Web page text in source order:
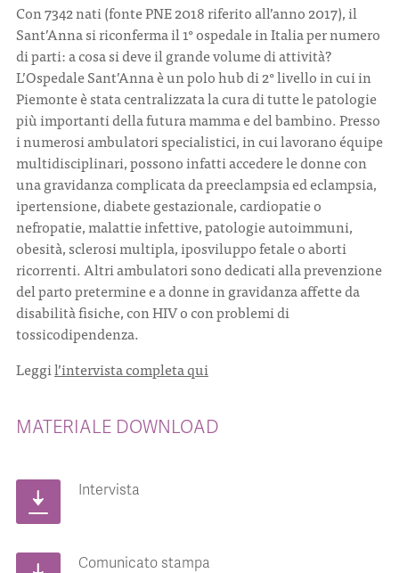
ITA
Con 7342 nati (fonte PNE 2018 riferito all’anno 2017), il
Sant’Anna si riconferma il 1° ospedale in Italia per numero
di parti: a cosa si deve il grande volume di attività?
L’Ospedale Sant’Anna è un polo hub di 2° livello in cui in
Piemonte è stata centralizzata la cura di tutte le patologie
più importanti della futura mamma e del bambino. Presso
i numerosi ambulatori specialistici, in cui lavorano équipe
multidisciplinari, possono infatti accedere le donne con
una gravidanza complicata da preeclampsia ed eclampsia,
ipertensione, diabete gestazionale, cardiopatie o
nefropatie, malattie infettive, patologie autoimmuni,
obesità, sclerosi multipla, iposviluppo fetale o aborti
ricorrenti. Altri ambulatori sono dedicati alla prevenzione
del parto pretermine e a donne in gravidanza affette da
disabilità fisiche, con HIV o con problemi di
tossicodipendenza.
Leggil’intervista completa qui
MATERIALE DOWNLOAD
Intervista
Comunicato stampa